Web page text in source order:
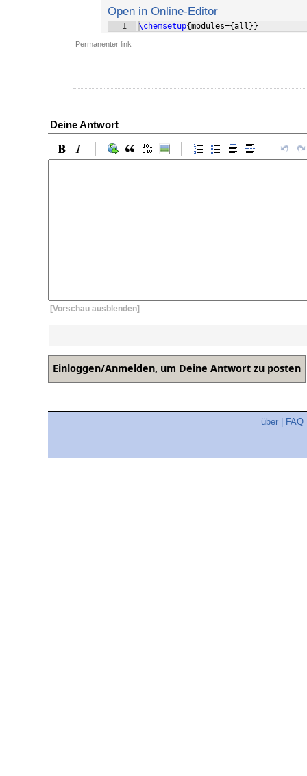
Open in Online-Editor
1 \chemsetup{modules={all }}
Permanenter link
Deine Antwort
[Vorschau ausblenden]
über FAQ